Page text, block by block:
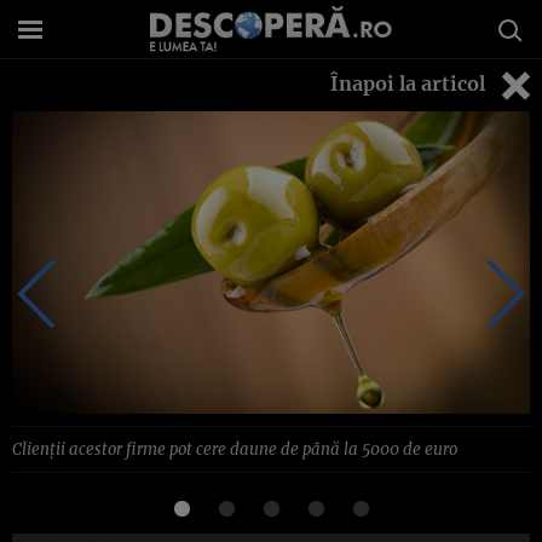
Înapoi la articol
Clienţii acestor firme pot cere daune de până la 5000 de euro